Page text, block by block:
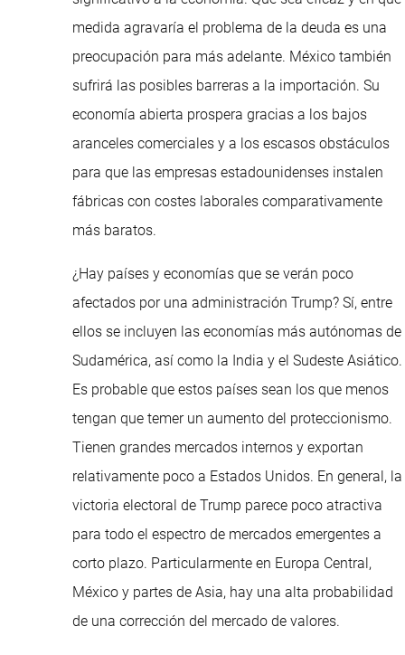
medida agravaría el problema de la deuda es una
preocupación para más adelante. México también
sufrirá las posibles barreras a la importación. Su
economía abierta prospera gracias a los bajos
aranceles comerciales y a los escasos obstáculos
para que las empresas estadounidenses instalen
fábricas con costes laborales comparativamente
más baratos.
¿Hay países y economías que se verán poco
afectados por una administración Trump? Sí, entre
ellos se incluyen las economías más autónomas de
Sudamérica, así como la India y el Sudeste Asiático.
Es probable que estos países sean los que menos
tengan que temer un aumento del proteccionismo.
Tienen grandes mercados internos y exportan
relativamente poco a Estados Unidos. En general, la
victoria electoral de Trump parece poco atractiva
para todo el espectro de mercados emergentes a
corto plazo. Particularmente en Europa Central,
México y partes de Asia, hay una alta probabilidad
de una corrección del mercado de valores.